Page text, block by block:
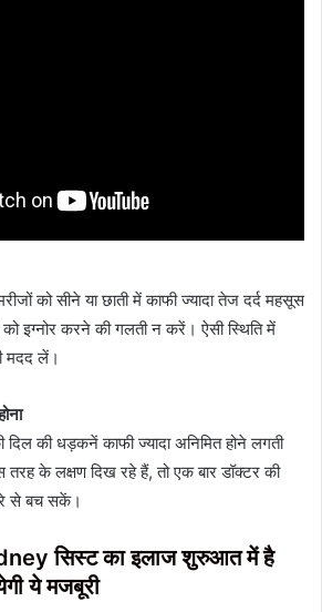
को सीने या छाती में काफी ज्यादा तेज दर्द महसूस
इग्नोर करने की गलती न करें। ऐसी स्थिति में
मदद लें।
दिल की धड़कनें काफी ज्यादा अनिमित होने लगती
के लक्षण दिख रहे हैं, तो एक बार डॉक्टर की
से बच सकें।
सिस्ट का इलाज शुरुआत में है
ये मजबूरी